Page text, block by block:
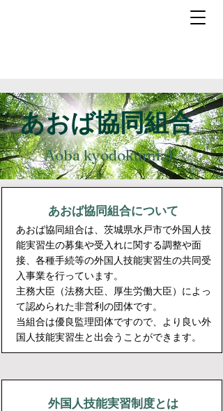
あおば協同組合
Aoba kyodokumiai
​あおば協同組合について
あおば協同組合は、茨城県水戸市で外国人技
能実習生の募集や受入れに関する調整や面
接、各種手続等の外国人技能実習生の共同受
入事業を行っています。
主務大臣（法務大臣、厚生労働大臣）によっ
て認められた非営利の団体です。
当組合は優良監理団体ですので、より良い外
国人技能実習生と出会うことができます。
​外国人技能実習制度とは